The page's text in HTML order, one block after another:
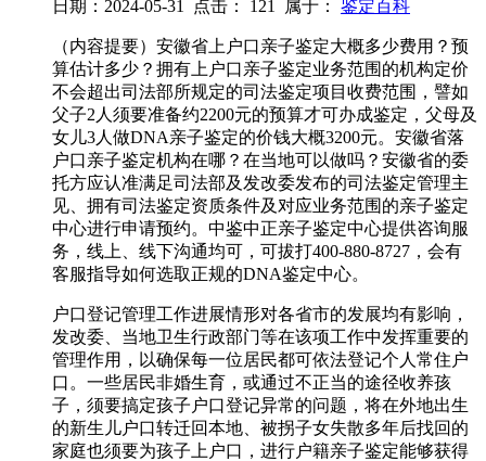
日期：2024-05-31
点击： 121 属于： 鉴定百科
（内容提要）安徽省上户口亲子鉴定大概多少费用？预
算估计多少？拥有上户口亲子鉴定业务范围的机构定价
不会超出司法部所规定的司法鉴定项目收费范围，譬如
父子2人须要准备约2200元的预算才可办成鉴定，父母及
女儿3人做DNA亲子鉴定的价钱大概3200元。安徽省落
户口亲子鉴定机构在哪？在当地可以做吗？安徽省的委
托方应认准满足司法部及发改委发布的司法鉴定管理主
见、拥有司法鉴定资质条件及对应业务范围的亲子鉴定
中心进行申请预约。中鉴中正亲子鉴定中心提供咨询服
务，线上、线下沟通均可，可拔打400-880-8727，会有
客服指导如何选取正规的DNA鉴定中心。
户口登记管理工作进展情形对各省市的发展均有影响，
发改委、当地卫生行政部门等在该项工作中发挥重要的
管理作用，以确保每一位居民都可依法登记个人常住户
口。一些居民非婚生育，或通过不正当的途径收养孩
子，须要搞定孩子户口登记异常的问题，将在外地出生
的新生儿户口转迁回本地、被拐子女失散多年后找回的
家庭也须要为孩子上户口，进行户籍亲子鉴定能够获得